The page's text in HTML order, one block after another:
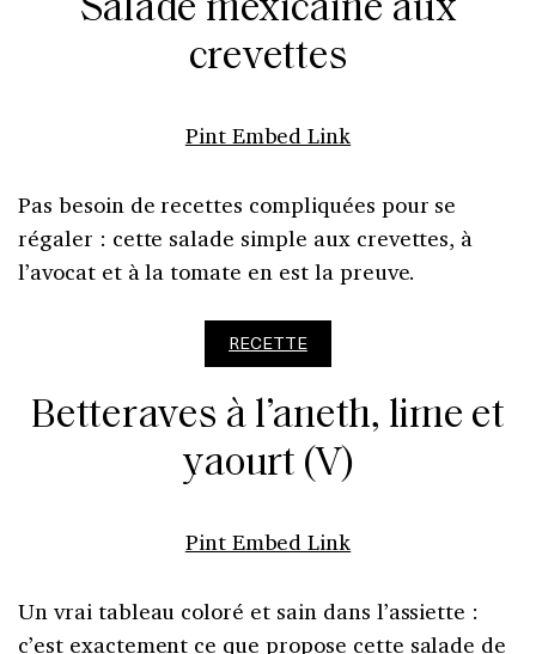
Salade mexicaine aux
crevettes
Pint Embed Link
Pas besoin de recettes compliquées pour se
régaler : cette salade simple aux crevettes, à
l’avocat et à la tomate en est la preuve.
RECETTE
Betteraves à l’aneth, lime et
yaourt (V)
Pint Embed Link
Un vrai tableau coloré et sain dans l’assiette :
c’est exactement ce que propose cette salade de